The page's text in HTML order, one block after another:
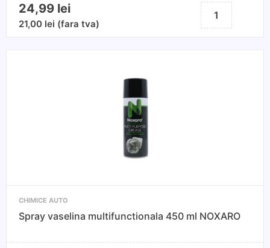
24,99 lei
21,00 lei (fara tva)
Cantitate
Soluție
CHIMICE AUTO
Spray vaselina multifunctionala 450 ml NOXARO